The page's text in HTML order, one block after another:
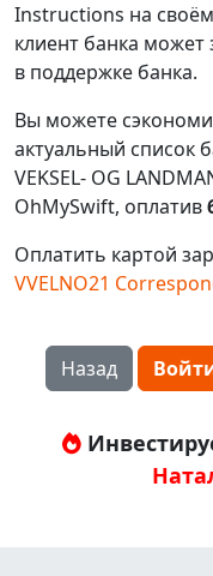
Instructions на
клиент банка
в поддержке банка.
Вы можете
актуальный список
VEKSEL- OG
OhMySwift, оплатив
Оплатить картой
VVELNO21
Назад